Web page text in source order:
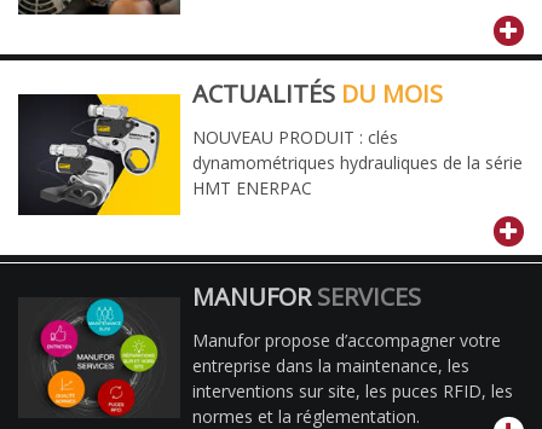
ACTUALITÉS DU MOIS
NOUVEAU PRODUIT : clés
dynamométriques hydrauliques de la série
HMT ENERPAC
MANUFORSERVICES
Manufor propose d’accompagner votre
entreprise dans la maintenance, les
interventions sur site, les puces RFID, les
normes et la réglementation.